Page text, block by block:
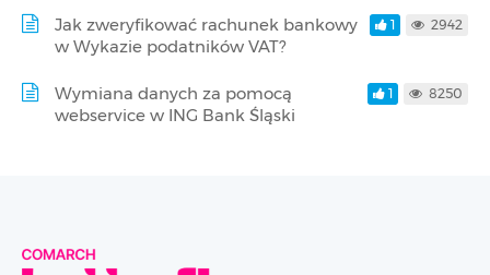
Jak zweryfikować rachunek bankowy
w Wykazie podatników VAT?
1 2942
Wymiana danych za pomocą
webservice w ING Bank Śląski
1 8250